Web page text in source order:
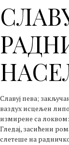
Славуј пева;
ваздух исцељен
измирене са
Гледај, засићени
слетеше на